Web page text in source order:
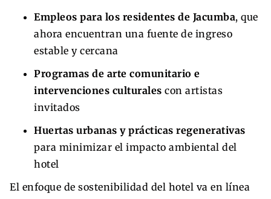
Empleos para los residentes de Jacumba, que
ahora encuentran una fuente de ingreso
estable y cercana
Programas de arte comunitario e
intervenciones culturales con artistas
invitados
Huertas urbanas y prácticas regenerativas
para minimizar el impacto ambiental del
hotel
El enfoque de sostenibilidad del hotel va en línea